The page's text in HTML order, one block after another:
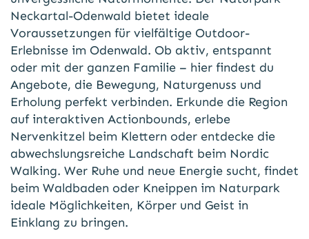
Neckartal-Odenwald bietet ideale
Voraussetzungen für vielfältige Outdoor-
Erlebnisse im Odenwald. Ob aktiv, entspannt
oder mit der ganzen Familie – hier findest du
Angebote, die Bewegung, Naturgenuss und
Erholung perfekt verbinden. Erkunde die Region
auf interaktiven Actionbounds, erlebe
Nervenkitzel beim Klettern oder entdecke die
abwechslungsreiche Landschaft beim Nordic
Walking. Wer Ruhe und neue Energie sucht, findet
beim Waldbaden oder Kneippen im Naturpark
ideale Möglichkeiten, Körper und Geist in
Einklang zu bringen.